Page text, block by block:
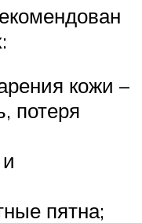
кожи –
потеря
пятна;